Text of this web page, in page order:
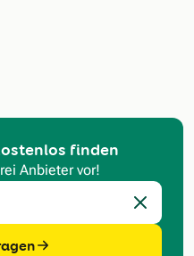
finden
Anbieter vor!
Eingabe